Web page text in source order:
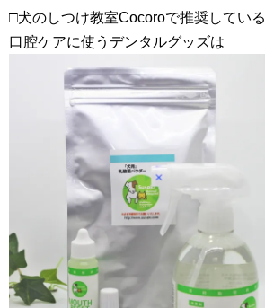
□犬のしつけ教室Cocoroで推奨している
口腔ケアに使うデンタルグッズは